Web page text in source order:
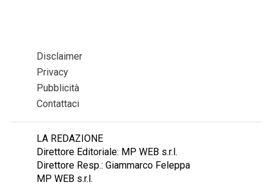
Disclaimer
Privacy
Pubblicità
Contattaci
LA REDAZIONE
Direttore Editoriale: MP WEB s.r.l.
Direttore Resp.: Giammarco Feleppa
MP WEB s.r.l.